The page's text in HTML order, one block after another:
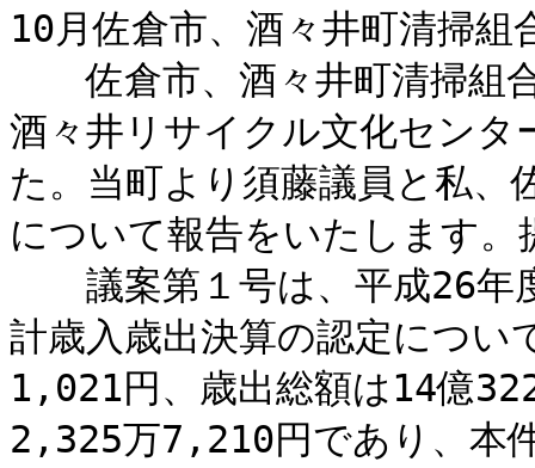
10月佐倉市、酒々井町清掃
佐倉市、酒々井町清掃組
酒々井リサイクル文化セン
た。当町より須藤議員と私、
について報告をいたします
議案第１号は、平成26年
計歳入歳出決算の認定につ
1,021円、歳出総額は14億
2,325万7,210円であり、本